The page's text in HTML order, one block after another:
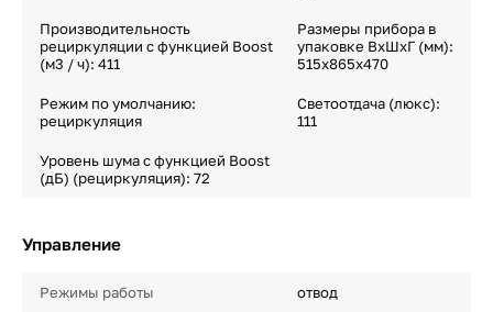
Производительность
рециркуляции с функцией Boost
(м3 / ч): 411
Размеры прибора в
упаковке ВxШxГ (мм):
515x865x470
Режим по умолчанию:
рециркуляция
Светоотдача (люкс):
111
Уровень шума с функцией Boost
(дБ) (рециркуляция): 72
Управление
Режимы работы отвод